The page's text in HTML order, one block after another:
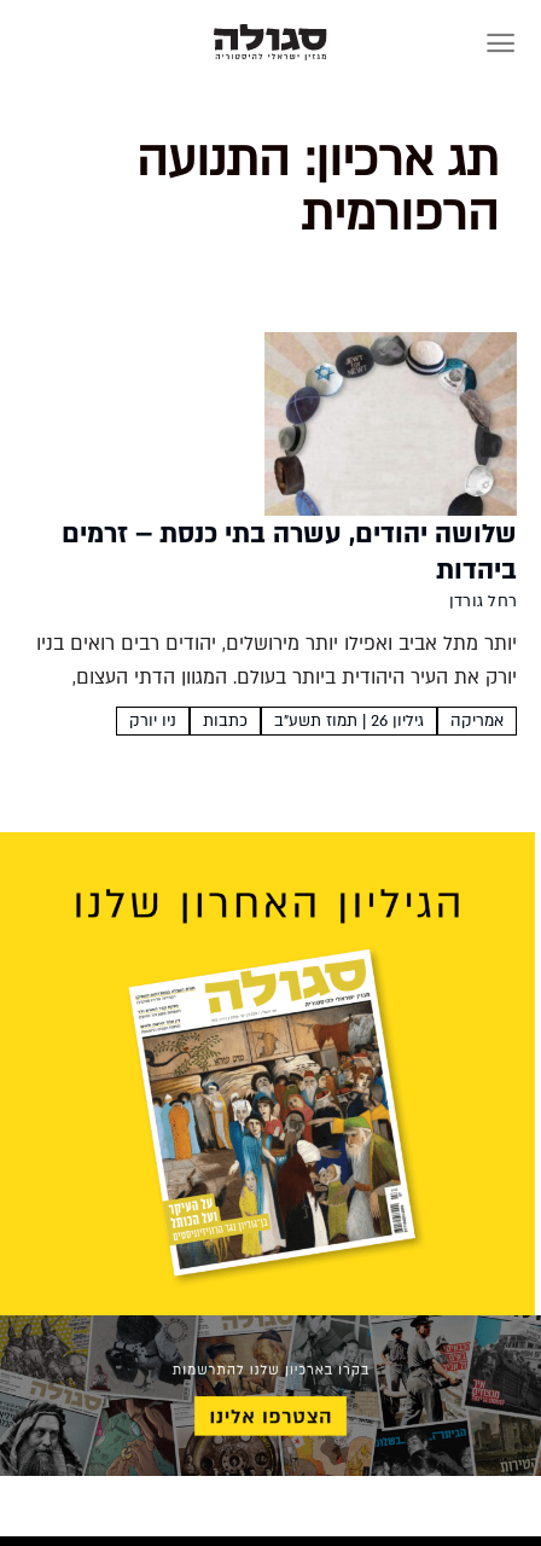
תג ארכיון: התנועה
הרפורמית
שלושה יהודים, עשרה בתי כנסת – זרמים
ביהדות
רחל גורדן
יותר מתל אביב ואפילו יותר מירושלים, יהודים רבים רואים בניו
יורק את העיר היהודית ביותר בעולם. המגוון הדתי העצום,
הזרמים ותתי הזרמים הרבים שנוצרו בה ב-150 השנים
אמריקה גיליון 26 | תמוז תשע"ב כתבות ניו יורק